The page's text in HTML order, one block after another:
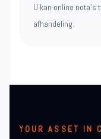
U kan online
afhandeling.
YOUR ASSET IN